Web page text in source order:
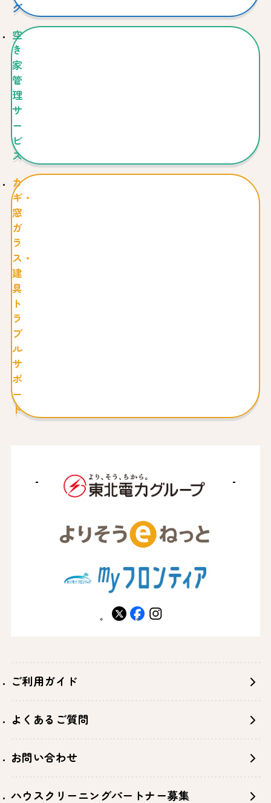
グ
空
き
家
管
理
サ
ー
ビ
ス
カ
ギ・
窓
ガ
ラ
ス・
建
具
ト
ラ
ブ
ル
サ
ポ
ー
ト
X facebookinstagram
ご利用ガイド
よくあるご質問
お問い合わせ
ハウスクリーニングパートナー募集